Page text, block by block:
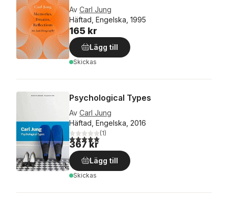
Av Carl Jung
Häftad, Engelska, 1995
165 kr
Lägg till
Skickas
Psychological Types
Av Carl Jung
Häftad, Engelska, 2016
5,0utav 5 stjärnor. Totalt antal röster:
(1)
367 kr
Lägg till
Skickas